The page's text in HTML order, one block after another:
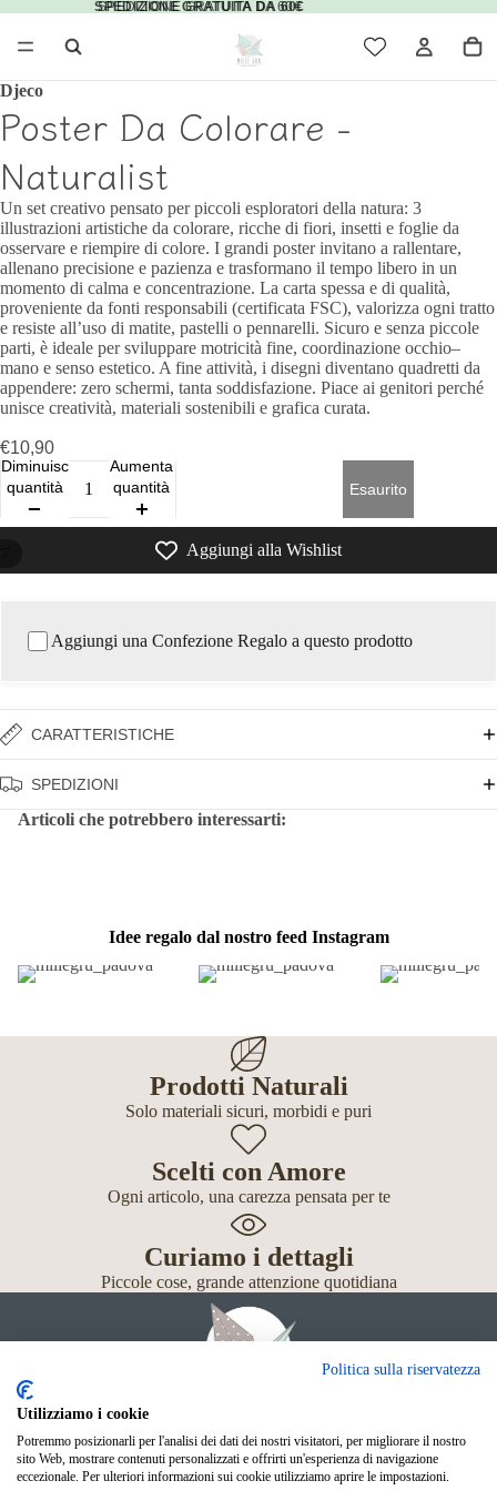
SPEDIZIONE GRATUITA DA 60€
SPEDIZIONE GRATUITA DA 60€
Djeco
Poster Da Colorare -
Naturalist
Un set creativo pensato per piccoli esploratori della natura: 3
illustrazioni artistiche da colorare, ricche di fiori, insetti e foglie da
osservare e riempire di colore. I grandi poster invitano a rallentare,
allenano precisione e pazienza e trasformano il tempo libero in un
momento di calma e concentrazione. La carta spessa e di qualità,
proveniente da fonti responsabili (certificata FSC), valorizza ogni tratto
e resiste all’uso di matite, pastelli o pennarelli. Sicuro e senza piccole
parti, è ideale per sviluppare motricità fine, coordinazione occhio–
mano e senso estetico. A fine attività, i disegni diventano quadretti da
appendere: zero schermi, tanta soddisfazione. Piace ai genitori perché
unisce creatività, materiali sostenibili e grafica curata.
€10,90
Diminuisci
quantità
Aumenta
quantità
Esaurito
Aggiungi alla Wishlist
Aggiungi una Confezione Regalo a questo prodotto
CARATTERISTICHE
SPEDIZIONI
Articoli che potrebbero interessarti:
Idee regalo dal nostro feed Instagram
Prodotti Naturali
Solo materiali sicuri, morbidi e puri
Scelti con Amore
Ogni articolo, una carezza pensata per te
Curiamo i dettagli
Piccole cose, grande attenzione quotidiana
Giochi
Neonato
Politica sulla riservatezza
Utilizziamo i cookie
Potremmo posizionarli per l'analisi dei dati dei nostri visitatori, per migliorare il nostro
sito Web, mostrare contenuti personalizzati e offrirti un'esperienza di navigazione
eccezionale. Per ulteriori informazioni sui cookie utilizziamo aprire le impostazioni.